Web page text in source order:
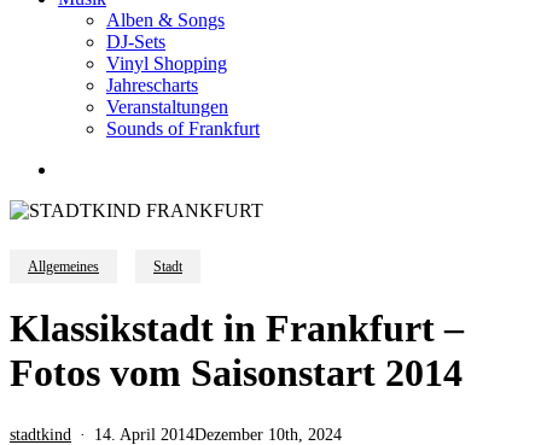
Alben & Songs
DJ-Sets
Vinyl Shopping
Jahrescharts
Veranstaltungen
Sounds of Frankfurt
Allgemeines Stadt
Klassikstadt in Frankfurt –
Fotos vom Saisonstart 2014
stadtkind 14. April 2014Dezember 10th, 2024